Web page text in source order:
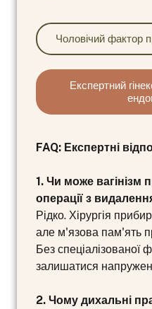
Чоловічий фактор
Експертний
FAQ: Експертні
1. Чи може вагінізм
операції з
Рідко. Хірургія
але м'язова пам'ять
Без спеціалізованої
залишатися
2. Чому дихальні